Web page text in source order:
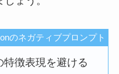
のネガティブプロンプト
徴表現を避ける